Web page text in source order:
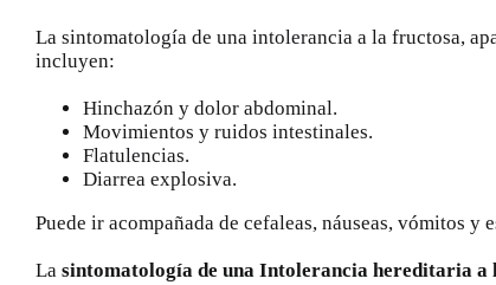
La sintomatología de una intolerancia a la fructosa,
incluyen:
Hinchazón y dolor abdominal.
Movimientos y ruidos intestinales.
Flatulencias.
Diarrea explosiva.
Puede ir acompañada de cefaleas, náuseas, vómitos y
La sintomatología de una Intolerancia hereditaria